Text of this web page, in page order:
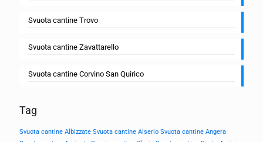
Svuota cantine Trovo
Svuota cantine Zavattarello
Svuota cantine Corvino San Quirico
Tag
Svuota cantine Albizzate Svuota cantine Alserio Svuota cantine Angera